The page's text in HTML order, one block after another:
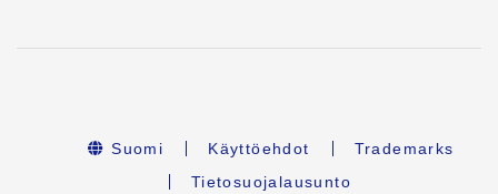
Suomi Käyttöehdot
Trademarks
Tietosuojalausunto